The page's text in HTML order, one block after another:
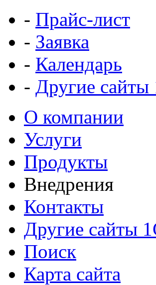
- Прайс-лист
- Заявка
- Календарь
- Другие сайты
О компании
Услуги
Продукты
Внедрения
Контакты
Другие сайты
Поиск
Карта сайта